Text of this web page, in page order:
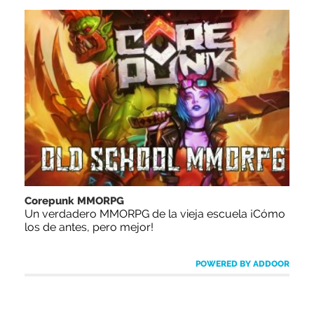
Corepunk MMORPG
Un verdadero MMORPG de la vieja escuela ¡Cómo
los de antes, pero mejor!
POWERED BY ADDOOR